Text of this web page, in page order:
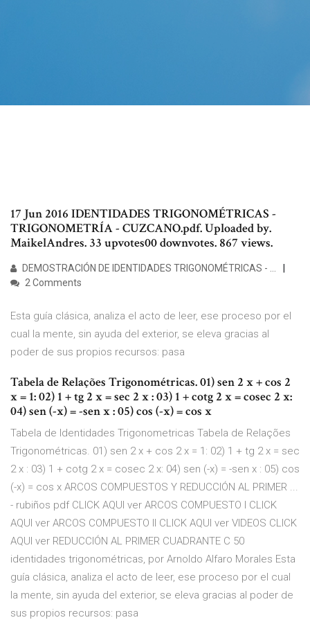
17 Jun 2016 IDENTIDADES TRIGONOMÉTRICAS -
TRIGONOMETRÍA - CUZCANO.pdf. Uploaded by.
MaikelAndres. 33 upvotes00 downvotes. 867 views.
DEMOSTRACIÓN DE IDENTIDADES TRIGONOMÉTRICAS - …
2 Comments
Esta guía clásica, analiza el acto de leer, ese proceso por el
cual la mente, sin ayuda del exterior, se eleva gracias al
poder de sus propios recursos: pasa
Tabela de Relações Trigonométricas. 01) sen 2 x + cos 2
x = 1: 02) 1 + tg 2 x = sec 2 x : 03) 1 + cotg 2 x = cosec 2 x:
04) sen (-x) = -sen x : 05) cos (-x) = cos x
Tabela de Identidades Trigonometricas Tabela de Relações
Trigonométricas. 01) sen 2 x + cos 2 x = 1: 02) 1 + tg 2 x = sec
2 x : 03) 1 + cotg 2 x = cosec 2 x: 04) sen (-x) = -sen x : 05) cos
(-x) = cos x ARCOS COMPUESTOS Y REDUCCIÓN AL PRIMER ...
- rubiños pdf CLICK AQUI ver ARCOS COMPUESTO I CLICK
AQUI ver ARCOS COMPUESTO II CLICK AQUI ver VIDEOS CLICK
AQUI ver REDUCCIÓN AL PRIMER CUADRANTE C 50
identidades trigonométricas, por Arnoldo Alfaro Morales Esta
guía clásica, analiza el acto de leer, ese proceso por el cual
la mente, sin ayuda del exterior, se eleva gracias al poder de
sus propios recursos: pasa